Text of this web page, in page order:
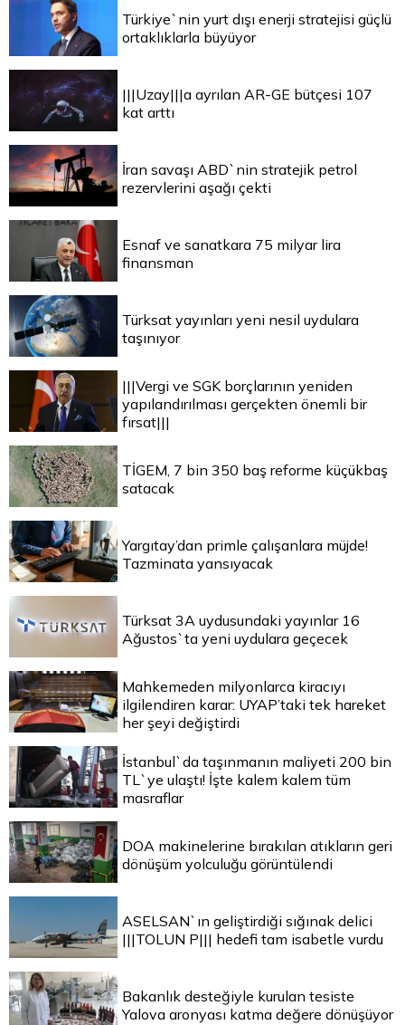
Türkiye`nin yurt dışı enerji stratejisi güçlü
ortaklıklarla büyüyor
|||Uzay|||a ayrılan AR-GE bütçesi 107
kat arttı
İran savaşı ABD`nin stratejik petrol
rezervlerini aşağı çekti
Esnaf ve sanatkara 75 milyar lira
finansman
Türksat yayınları yeni nesil uydulara
taşınıyor
|||Vergi ve SGK borçlarının yeniden
yapılandırılması gerçekten önemli bir
fırsat|||
TİGEM, 7 bin 350 baş reforme küçükbaş
satacak
Yargıtay’dan primle çalışanlara müjde!
Tazminata yansıyacak
Türksat 3A uydusundaki yayınlar 16
Ağustos`ta yeni uydulara geçecek
Mahkemeden milyonlarca kiracıyı
ilgilendiren karar: UYAP’taki tek hareket
her şeyi değiştirdi
İstanbul`da taşınmanın maliyeti 200 bin
TL`ye ulaştı! İşte kalem kalem tüm
masraflar
DOA makinelerine bırakılan atıkların geri
dönüşüm yolculuğu görüntülendi
ASELSAN`ın geliştirdiği sığınak delici
|||TOLUN P||| hedefi tam isabetle vurdu
Bakanlık desteğiyle kurulan tesiste
Yalova aronyası katma değere dönüşüyor